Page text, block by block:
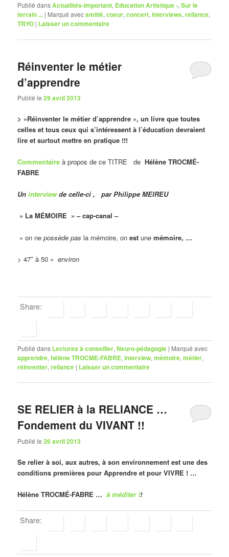
Publié dansActualités-Important, Education Artistique -,Sur le
terrain ... | Marqué avecamitié,coeur,concert,interviews,reliance,
TRYO | Laisser un commentaire
Réinventer le métier
d’apprendre
Publié le29 avril 2013
> »Réinventer le métier d’apprendre », un livre que toutes
celles et tous ceux qui s’intéressent à l’éducation devraient
lire et surtout mettre en pratique !!!
Commentaire à propos de ce TITRE de Hélène TROCMÉ-
FABRE
Un interviewde celle-ci , par Philippe MEIREU
» La MÉMOIRE » – cap-canal –
» on nepossède pas la mémoire, on est une mémoire, …
> 47″ à 50 « environ
Share:
Publié dans Lectures à conseiller,Neuro-pédagogie | Marqué avec
apprendre,hélène TROCME-FABRE,interview,mémoire,métier,
réinventer,reliance | Laisser un commentaire
SE RELIER à la RELIANCE …
Fondement du VIVANT !!
Publié le26 avril 2013
Se relier à soi, aux autres, à son environnement est une des
conditions premières pour Apprendre et pour VIVRE ! …
Hélène TROCMÉ-FABRE … à méditer !!
Share: